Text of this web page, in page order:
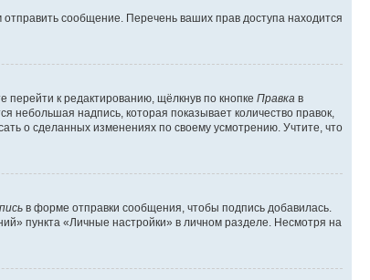
сообщение. Перечень ваших прав доступа находится
к редактированию, щёлкнув по кнопке Правка в
небольшая надпись, которая показывает количество правок,
о сделанных изменениях по своему усмотрению. Учтите, что
в форме отправки сообщения, чтобы подпись добавилась.
пункта «Личные настройки» в личном разделе. Несмотря на